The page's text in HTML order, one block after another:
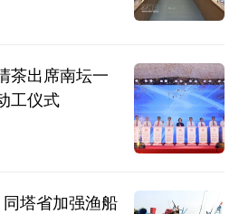
茶出席南坛一
工仪式
塔省加强渔船